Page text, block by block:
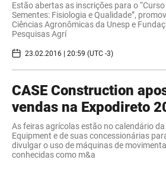
Estão abertas as inscrições para o
Sementes: Fisiologia e Qualidade”,
Ciências Agronômicas da Unesp e
Pesquisas Agrí
23.02.2016 | 20:59 (UTC -3)
CASE Construction
vendas na Expodireto
As feiras agrícolas estão no calendário
Equipment e de suas concessionárias
divulgar o uso de máquinas de
conhecidas como m&a